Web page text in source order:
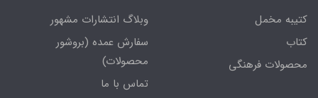
کتیبه مخمل
کتاب
محصولات فرهنگی
وبلاگ انتشارات مشهور
سفارش عمده (بروشور
محصولات)
تماس با ما